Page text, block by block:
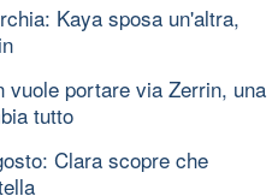
Kaya sposa un'altra,
vuole portare via Zerrin, una
tutto
Clara scopre che